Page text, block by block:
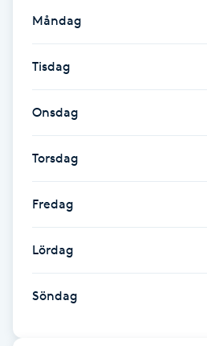
Gelenaglar
Gellack
Gellack med förstärkning
Gravidmassage
Gravidyoga
Gruppträning
Gua Sha-massage
Måndag
Tisdag
Onsdag
Torsdag
Fredag
Lördag
Söndag